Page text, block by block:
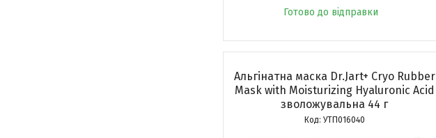
Готово до відправки
Альгінатна маска Dr.Jart+ Cryo Rubber
Mask with Moisturizing Hyaluronic Acid
зволожувальна 44 г
УТП016040